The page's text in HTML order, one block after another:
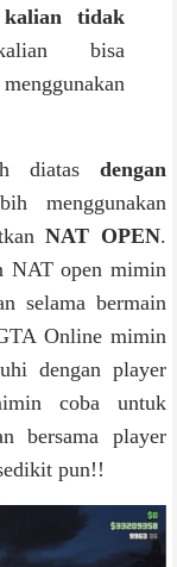
tidak
bisa
diatas dengan
menggunakan
NAT OPEN.
NAT open mimin
selama bermain
Online mimin
dengan player
coba untuk
bersama player
pun!!